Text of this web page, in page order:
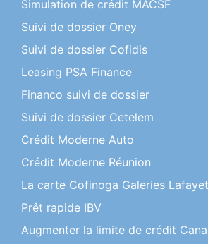
Simulation de crédit MACSF
Suivi de dossier Oney
Suivi de dossier Cofidis
Leasing PSA Finance
Financo suivi de dossier
Suivi de dossier Cetelem
Crédit Moderne Auto
Crédit Moderne Réunion
La carte Cofinoga Galeries
Prêt rapide IBV
Augmenter la limite de crédit